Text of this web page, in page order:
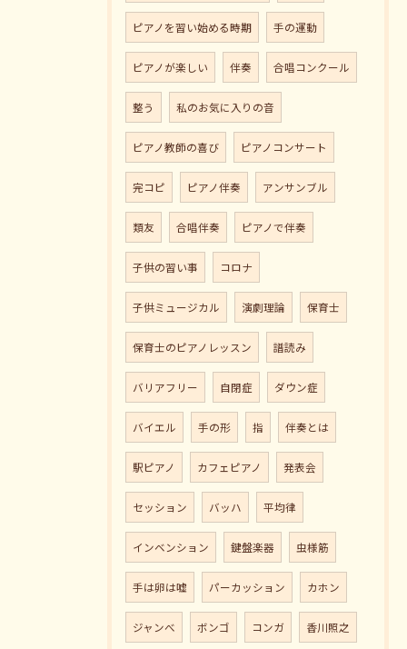
ピアノを習い始める時期 手の運動
ピアノが楽しい 伴奏 合唱コンクール
整う 私のお気に入りの音
ピアノ教師の喜び ピアノコンサート
完コピ ピアノ伴奏 アンサンブル
類友 合唱伴奏 ピアノで伴奏
子供の習い事 コロナ
子供ミュージカル 演劇理論 保育士
保育士のピアノレッスン 譜読み
バリアフリー 自閉症 ダウン症
バイエル 手の形 指 伴奏とは
駅ピアノ カフェピアノ 発表会
セッション バッハ 平均律
インベンション 鍵盤楽器 虫様筋
手は卵は嘘 パーカッション カホン
ジャンべ ボンゴ コンガ 香川照之